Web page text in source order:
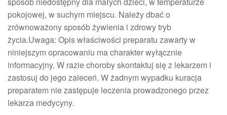
pokojowej, w suchym miejscu. Należy dbać o
zrównoważony sposób żywienia i zdrowy tryb
życia.Uwaga: Opis właściwości preparatu zawarty w
niniejszym opracowaniu ma charakter wyłącznie
informacyjny. W razie choroby skontaktuj się z lekarzem i
zastosuj do jego zaleceń. W żadnym wypadku kuracja
preparatem nie zastępuje leczenia prowadzonego przez
lekarza medycyny.